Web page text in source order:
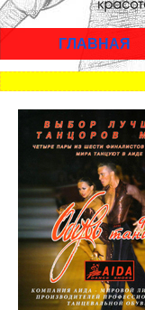
ГЛАВНАЯ